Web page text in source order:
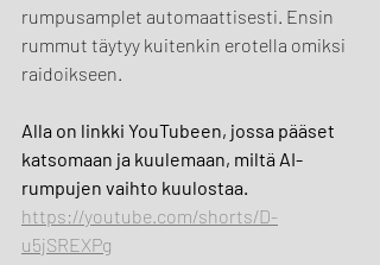
rumpusamplet automaattisesti. Ensin
rummut täytyy kuitenkin erotella omiksi
raidoikseen.
Alla on linkki YouTubeen, jossa pääset
katsomaan ja kuulemaan, miltä AI-
rumpujen vaihto kuulostaa.
https://youtube.com/shorts/D-
u5jSREXPg